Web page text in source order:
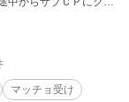
ショタおにも入って来
マッチョ受け